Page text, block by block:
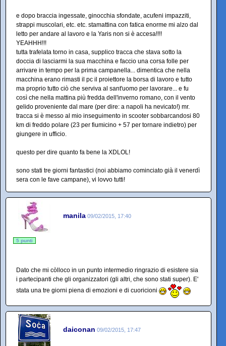
e dopo braccia ingessate, ginocchia sfondate, acufeni impazziti,
strappi muscolari, etc. etc. stamattina con fatica enorme mi alzo dal
letto per andare al lavoro e la Yaris non si è accesa!!!!
YEAHHH!!!
tutta trafelata torno in casa, supplico tracca che stava sotto la
doccia di lasciarmi la sua macchina e faccio una corsa folle per
arrivare in tempo per la prima campanella... dimentica che nella
macchina erano rimasti il pc il proiettore la borsa di lavoro e tutto
ma proprio tutto ciò che serviva al sant'uomo per lavorare... e fu
così che nella mattina più fredda dell'inverno romano, con il vento
gelido proveniente dal mare (per dire: a napoli ha nevicato!) mr.
tracca si è messo al mio inseguimento in scooter sobbarcandosi 80
km di freddo polare (23 per fiumicino + 57 per tornare indietro) per
giungere in ufficio.
questo per dire quanto fa bene la XDLOL!
sono stati tre giorni fantastici (noi abbiamo cominciato già il venerdì
sera con le fave campane), vi lovvo tutti!
manila 09/02/2015, 17:40
5 punti
Dato che mi còlloco in un punto intermedio ringrazio di esistere sia
i partecipanti che gli organizzatori (gli altri, che sono stati super). E'
stata una tre giorni piena di emozioni e di cuoricioni
daiconan 09/02/2015, 17:47